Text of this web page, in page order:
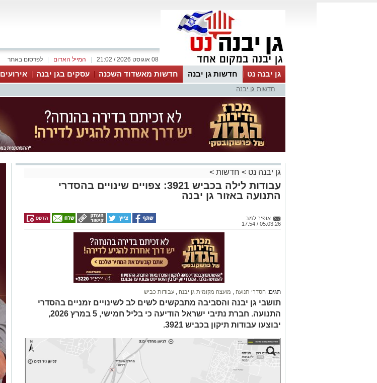
לפרסום באתר המייל האדום 08 אוגוסט 2026 / 21:02
גן יבנה נט חדשות גן יבנה חדשות מאשדוד השכנה עסקים בגן יבנה אירועים
MyKehila
חדשות גן יבנה
גן יבנה נט > חדשות >
עבודות לילה בכביש 3921: צפויים שינויים בהסדרי
התנועה באזור גן יבנה
אופיר למב
05.03.26 / 17:54
תגים: הסדרי תנועה מועצה מקומית גן יבנה עבודות כביש
תושבי גן יבנה והסביבה מתבקשים לשים לב לשינויים זמניים בהסדרי
התנועה. חברת נתיבי ישראל הודיעה כי בליל חמישי, 5 במרץ 2026,
יבוצעו עבודות תיקון בכביש 3921.